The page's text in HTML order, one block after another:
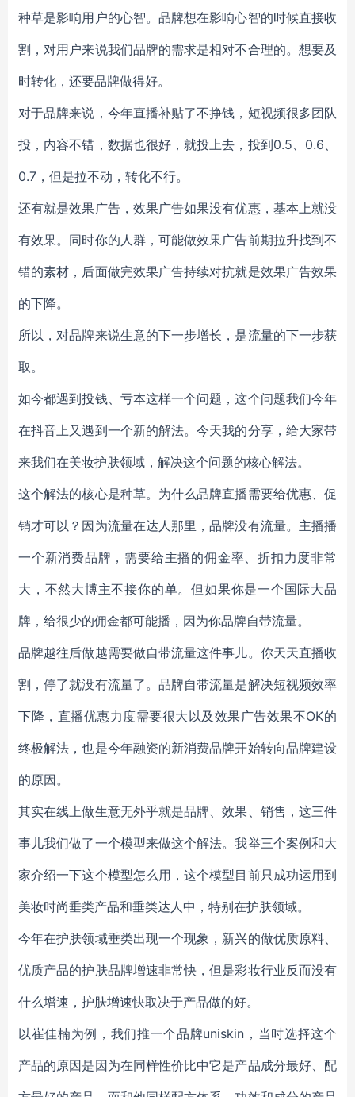
种草是影响用户的心智。品牌想在影响心智的时候直接收
割，对用户来说我们品牌的需求是相对不合理的。想要及
时转化，还要品牌做得好。
对于品牌来说，今年直播补贴了不挣钱，短视频很多团队
投，内容不错，数据也很好，就投上去，投到0.5、0.6、
0.7，但是拉不动，转化不行。
还有就是效果广告，效果广告如果没有优惠，基本上就没
有效果。同时你的人群，可能做效果广告前期拉升找到不
错的素材，后面做完效果广告持续对抗就是效果广告效果
的下降。
所以，对品牌来说生意的下一步增长，是流量的下一步获
取。
如今都遇到投钱、亏本这样一个问题，这个问题我们今年
在抖音上又遇到一个新的解法。今天我的分享，给大家带
来我们在美妆护肤领域，解决这个问题的核心解法。
这个解法的核心是种草。为什么品牌直播需要给优惠、促
销才可以？因为流量在达人那里，品牌没有流量。主播播
一个新消费品牌，需要给主播的佣金率、折扣力度非常
大，不然大博主不接你的单。但如果你是一个国际大品
牌，给很少的佣金都可能播，因为你品牌自带流量。
品牌越往后做越需要做自带流量这件事儿。你天天直播收
割，停了就没有流量了。品牌自带流量是解决短视频效率
下降，直播优惠力度需要很大以及效果广告效果不OK的
终极解法，也是今年融资的新消费品牌开始转向品牌建设
的原因。
其实在线上做生意无外乎就是品牌、效果、销售，这三件
事儿我们做了一个模型来做这个解法。我举三个案例和大
家介绍一下这个模型怎么用，这个模型目前只成功运用到
美妆时尚垂类产品和垂类达人中，特别在护肤领域。
今年在护肤领域垂类出现一个现象，新兴的做优质原料、
优质产品的护肤品牌增速非常快，但是彩妆行业反而没有
什么增速，护肤增速快取决于产品做的好。
以崔佳楠为例，我们推一个品牌uniskin，当时选择这个
产品的原因是因为在同样性价比中它是产品成分最好、配